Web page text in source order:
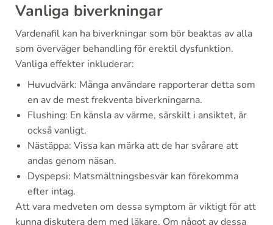
Vanliga biverkningar
Vardenafil kan ha biverkningar som bör beaktas av alla
som överväger behandling för erektil dysfunktion.
Vanliga effekter inkluderar:
Huvudvärk: Många användare rapporterar detta som
en av de mest frekventa biverkningarna.
Flushing: En känsla av värme, särskilt i ansiktet, är
också vanligt.
Nästäppa: Vissa kan märka att de har svårare att
andas genom näsan.
Dyspepsi: Matsmältningsbesvär kan förekomma
efter intag.
Att vara medveten om dessa symptom är viktigt för att
kunna diskutera dem med läkare. Om något av dessa